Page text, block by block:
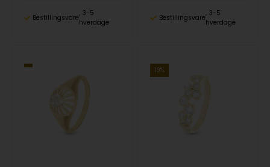
Bestillingsvare
3-5
hverdage
Bestillingsvare
3-5
hverdage
19%